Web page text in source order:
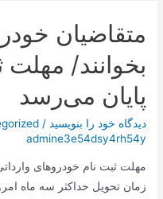
متقاضیان
بخوانند/ مهلت
پایان می‌رسد
دیدگاه‌ خود را بنویسید /
admine3e54dsy4rh54y
مهلت ثبت نام خودروهای
زمان تحویل حداکثر سه ماه